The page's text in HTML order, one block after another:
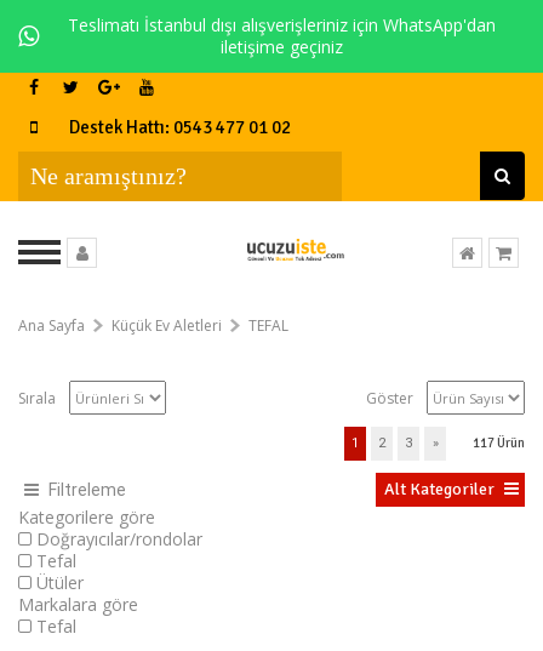
Teslimatı İstanbul dışı alışverişleriniz için WhatsApp'dan
iletişime geçiniz
Destek Hattı: 0543 477 01 02
Ana Sayfa Küçük Ev Aletleri TEFAL
Sırala Göster
117Ürün
1 2 3 »
Filtreleme
Kategorilere göre
Doğrayıcılar/rondolar
Tefal
Ütüler
Markalara göre
Tefal
Alt Kategoriler